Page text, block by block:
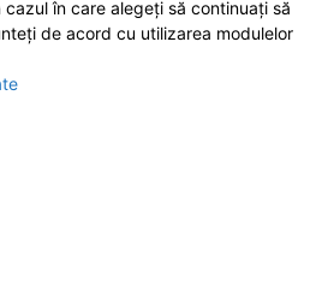
cazul în care alegeți să continuați să
de acord cu utilizarea modulelor